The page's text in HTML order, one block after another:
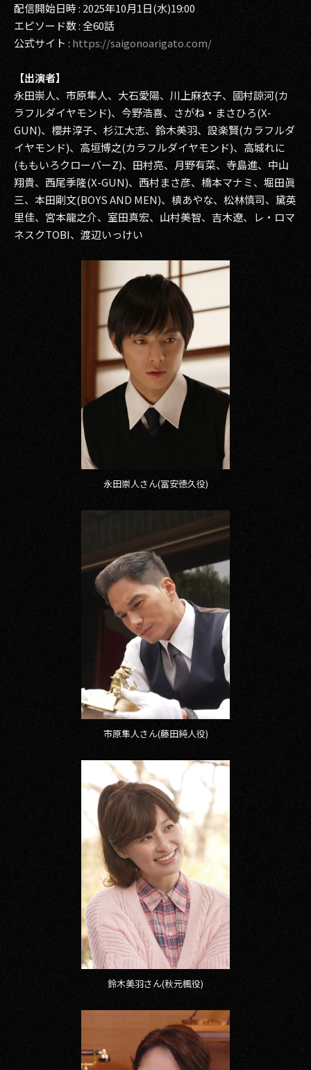
配信開始日時 : 2025年10月1日(水)19:00
エピソード数 : 全60話
公式サイト : https://saigonoarigato.com/
【出演者】
永田崇人、市原隼人、大石愛陽、川上麻衣子、國村諒河(カ
ラフルダイヤモンド)、今野浩喜、さがね・まさひろ(X-
GUN)、櫻井淳子、杉江大志、鈴木美羽、設楽賢(カラフルダ
イヤモンド)、高垣博之(カラフルダイヤモンド)、高城れに
(ももいろクローバーZ)、田村亮、月野有菜、寺島進、中山
翔貴、西尾季隆(X-GUN)、西村まさ彦、橋本マナミ、堀田眞
三、本田剛文(BOYS AND MEN)、槙あやな、松林慎司、黛英
里佳、宮本龍之介、室田真宏、山村美智、吉木遼、レ・ロマ
ネスクTOBI、渡辺いっけい
永田崇人さん(冨安徳久役)
市原隼人さん(藤田純人役)
鈴木美羽さん(秋元楓役)